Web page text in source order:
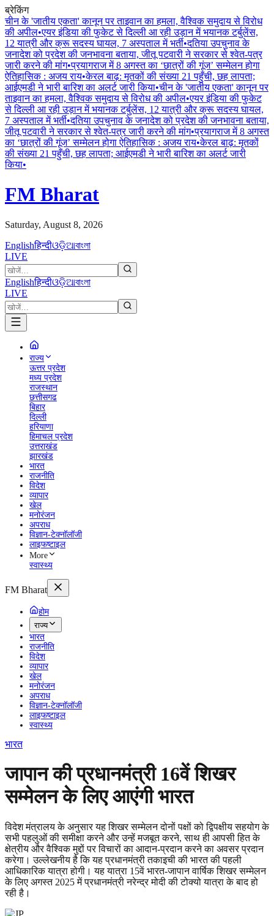
ब्रेकिंग
चीन के 'जातीय एकता' कानून पर ताइवान का हमला, वैश्विक समुदाय से विरोध
की अपील•एयर इंडिया की फुकेट से दिल्ली आ रही उड़ान में भयानक टर्बुलेंस,
12 यात्री और क्रू सदस्य घायल, 7 अस्पताल में भर्ती•दतिया उपचुनाव के
जनादेश को प्रदेश की जनभावना बताया, जीतू पटवारी ने सरकार से श्वेत-पत्र
जारी करने की मांग•प्रयागराज में 8 अगस्त का ‘छात्रों की गूंज’ सम्मेलन होगा
ऐतिहासिक : अजय राय•केरल बाढ़: मृतकों की संख्या 21 पहुँची, छह लापता;
आईएमडी ने भारी बारिश का अलर्ट जारी किया•चीन के 'जातीय एकता' कानून पर
ताइवान का हमला, वैश्विक समुदाय से विरोध की अपील•एयर इंडिया की फुकेट
से दिल्ली आ रही उड़ान में भयानक टर्बुलेंस, 12 यात्री और क्रू सदस्य घायल,
7 अस्पताल में भर्ती•दतिया उपचुनाव के जनादेश को प्रदेश की जनभावना बताया,
जीतू पटवारी ने सरकार से श्वेत-पत्र जारी करने की मांग•प्रयागराज में 8 अगस्त
का ‘छात्रों की गूंज’ सम्मेलन होगा ऐतिहासिक : अजय राय•केरल बाढ़: मृतकों
की संख्या 21 पहुँची, छह लापता; आईएमडी ने भारी बारिश का अलर्ट जारी
किया•
FM Bharat
Saturday, August 8, 2026
Englishहिन्दीଓଡ଼ିଆবাংলা
LIVE
Englishहिन्दीଓଡ଼ିଆবাংলা
LIVE
राज्य
ऊत्तर प्रदेश
मध्य प्रदेश
राजस्थान
छत्तीसगढ
बिहार
दिल्ली
हरियाणा
हिमाचल प्रदेश
उत्तराखंड
झारखंड
भारत
राजनीति
विदेश
व्यापार
खेल
मनोरंजन
अपराध
विज्ञान-टेक्नॉलॉजी
लाइफष्टाइल
More
स्वास्थ्य
FM Bharat
होम
राज्य
भारत
राजनीति
विदेश
व्यापार
खेल
मनोरंजन
अपराध
विज्ञान-टेक्नॉलॉजी
लाइफष्टाइल
स्वास्थ्य
भारत
जापान की प्रधानमंत्री 16वें शिखर
सम्मेलन के लिए आएंगी भारत
विदेश मंत्रालय के अनुसार यह शिखर सम्मेलन दोनों पक्षों को द्विपक्षीय सहयोग के
सभी पहलुओं की समीक्षा करने और उन्हें मजबूत करने, साथ ही आपसी हित के
क्षेत्रीय और वैश्विक मुद्दों पर विचारों का आदान-प्रदान करने का अवसर प्रदान
करेगा। उल्लेखनीय है कि यह प्रधानमंत्री तकाइची की भारत की पहली
आधिकारिक यात्रा होगी। यह यात्रा 15वें भारत-जापान वार्षिक शिखर सम्मेलन
के लिए अगस्त 2025 में प्रधानमंत्री नरेन्द्र मोदी की टोक्यो यात्रा के बाद हो
रही है।